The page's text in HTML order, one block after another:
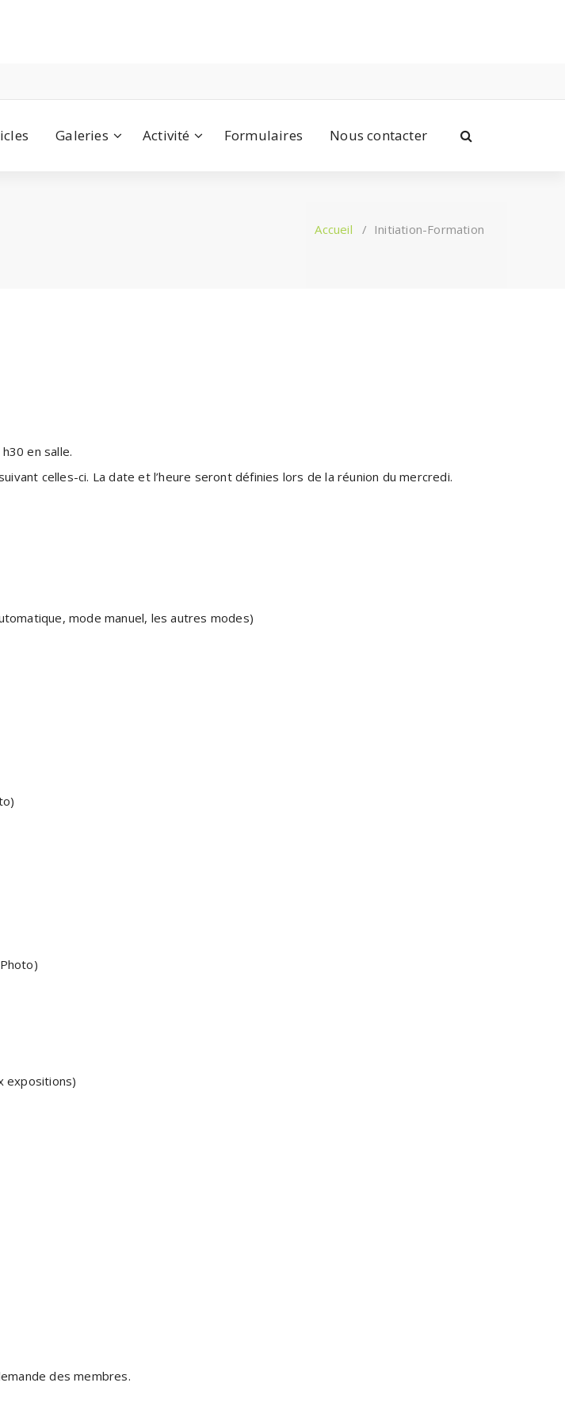
Galeries Activité Formulaires Nous contacter
Accueil / Initiation-Formation
en salle.
celles-ci. La date et l’heure seront définies lors de la réunion du mercredi.
mode manuel, les autres modes)
expositions)
des membres.